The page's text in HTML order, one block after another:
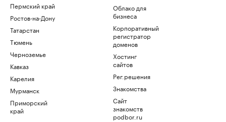
Пермский край
Ростов-на-Дону
Татарстан
Тюмень
Черноземье
Кавказ
Карелия
Мурманск
Приморский
край
Облако для
бизнеса
Корпоративный
регистратор
доменов
Хостинг
сайтов
Рег.решения
Знакомства
Сайт
знакомств
podbor.ru